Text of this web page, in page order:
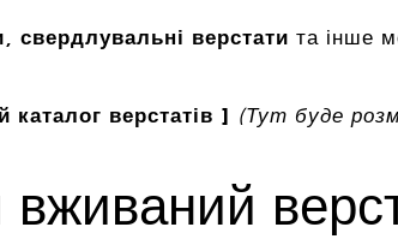
свердлувальні верстати та інше
каталог верстатів ] (Тут буде